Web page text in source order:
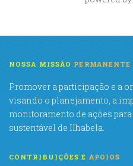
NOSSA MISSÃO PERMANENTE
Promover a participação e a
visando o planejamento, a
monitoramento de ações
sustentável de Ilhabela.
CONTRIBUIÇÕES E APOIOS